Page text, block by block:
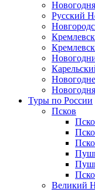
Русский
Туры по России
Псков
Великий